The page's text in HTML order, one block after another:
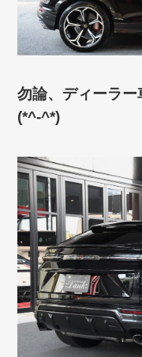
勿論、ディーラ
(*^-^*)